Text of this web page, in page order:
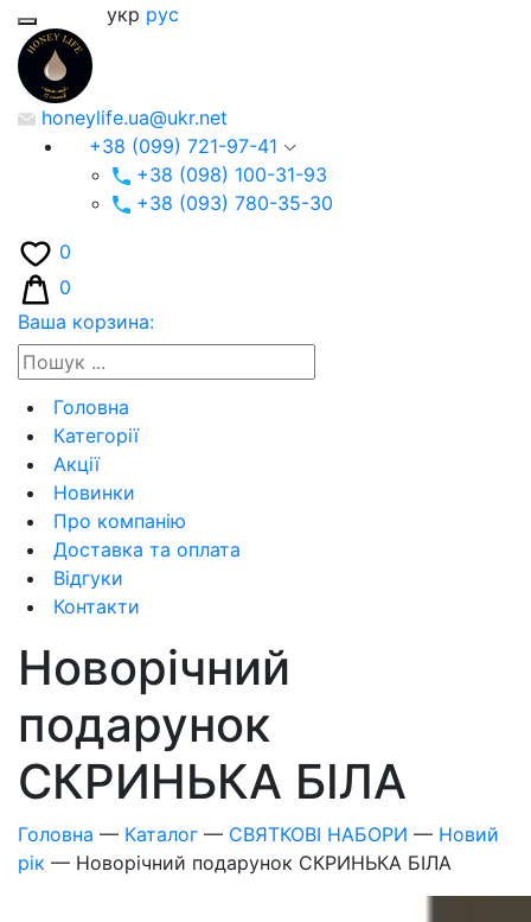
укр рус
honeylife.ua@ukr.net
+38 (099) 721-97-41
+38 (098) 100-31-93
+38 (093) 780-35-30
0
0
Ваша корзина:
Головна
Категорії
Акції
Новинки
Про компанію
Доставка та оплата
Відгуки
Контакти
Новорічний
подарунок
СКРИНЬКА БІЛА
Головна — Каталог — СВЯТКОВІ НАБОРИ — Новий
рік — Новорічний подарунок СКРИНЬКА БІЛА